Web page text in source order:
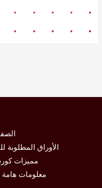
الأوراق المطلوبة
مميزات
معلومات هامة